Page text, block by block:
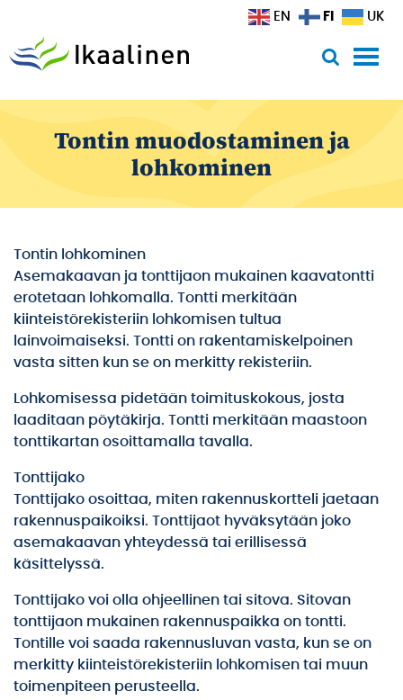
Tontin muodostaminen ja
lohkominen
Tontin lohkominen
Asemakaavan ja tonttijaon mukainen kaavatontti
erotetaan lohkomalla. Tontti merkitään
kiinteistörekisteriin lohkomisen tultua
lainvoimaiseksi. Tontti on rakentamiskelpoinen
vasta sitten kun se on merkitty rekisteriin.
Lohkomisessa pidetään toimituskokous, josta
laaditaan pöytäkirja. Tontti merkitään maastoon
tonttikartan osoittamalla tavalla.
Tonttijako
Tonttijako osoittaa, miten rakennuskortteli jaetaan
rakennuspaikoiksi. Tonttijaot hyväksytään joko
asemakaavan yhteydessä tai erillisessä
käsittelyssä.
Tonttijako voi olla ohjeellinen tai sitova. Sitovan
tonttijaon mukainen rakennuspaikka on tontti.
Tontille voi saada rakennusluvan vasta, kun se on
merkitty kiinteistörekisteriin lohkomisen tai muun
toimenpiteen perusteella.
EN FI UK